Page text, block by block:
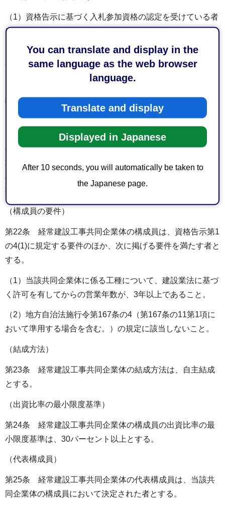
You can translate and display in the
same language as the web browser
language.
Translate and display
Displayed in Japanese
After 10 seconds, you will automatically be taken to
the Japanese page.
（1）資格告示に基づく入札参加資格の認定を受けている者
による同一工種ごとの組合せであること。
（2）次条各号に規定する構成員の要件を満たす者による組
合せであること。
（3）等級区分が設けられている工種に係る場合は、同一等
級又は直近の1等級までの範囲内に格付された者の組合せで
あること。
2 経常建設工事共同企業体の結成後に前項第3号に掲げる
要件に該当しないこととなった場合において、当該共同企
業体につき継続的な協業関係が維持されていると市長が認
めるときは、当該共同企業体に係る資格告示第1の4（3）の
期間内に限り、同号の要件に該当しているものとみなす。
（構成員の要件）
第22条 経常建設工事共同企業体の構成員は、資格告示第1
の4(1)に規定する要件のほか、次に掲げる要件を満たす者と
する。
（1）当該共同企業体に係る工種について、建設業法に基づ
く許可を有してからの営業年数が、3年以上であること。
（2）地方自治法施行令第167条の4（第167条の11第1項に
おいて準用する場合を含む。）の規定に該当しないこと。
（結成方法）
第23条 経常建設工事共同企業体の結成方法は、自主結成
とする。
（出資比率の最小限度基準）
第24条 経常建設工事共同企業体の構成員の出資比率の最
小限度基準は、30パーセント以上とする。
（代表構成員）
第25条 経常建設工事共同企業体の代表構成員は、当該共
同企業体の構成員において決定された者とする。